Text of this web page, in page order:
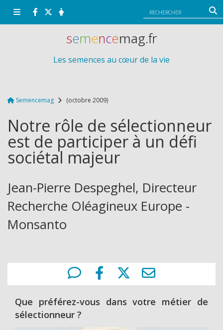
Semencemag (octobre 2009)
Notre rôle de sélectionneur
est de participer à un défi
sociétal majeur
Jean-Pierre Despeghel, Directeur
Recherche Oléagineux Europe -
Monsanto
Que préférez-vous dans votre métier de
sélectionneur ?
semencemag.fr
Les semences au cœur de la vie
Panneau de gestion des cookies